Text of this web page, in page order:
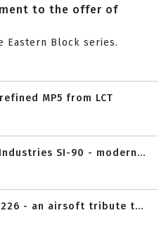
to the offer of
Eastern Block series.
MP5 from LCT
SI-90 - modern...
226 - an airsoft tribute t...